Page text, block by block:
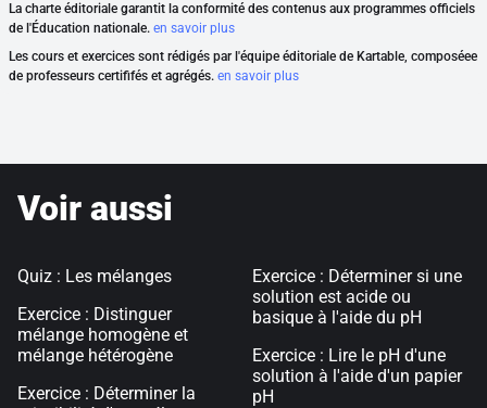
La charte éditoriale garantit la conformité des contenus aux programmes officiels
de l'Éducation nationale. en savoir plus
Les cours et exercices sont rédigés par l'équipe éditoriale de Kartable, composéee
de professeurs certififés et agrégés. en savoir plus
Voir aussi
Quiz : Les mélanges
Exercice : Distinguer
mélange homogène et
mélange hétérogène
Exercice : Déterminer la
Exercice : Déterminer si une
solution est acide ou
basique à l'aide du pH
Exercice : Lire le pH d'une
solution à l'aide d'un papier
pH